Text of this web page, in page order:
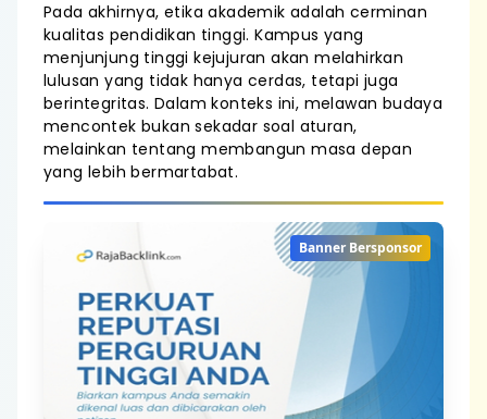
Pada akhirnya, etika akademik adalah cerminan
kualitas pendidikan tinggi. Kampus yang
menjunjung tinggi kejujuran akan melahirkan
lulusan yang tidak hanya cerdas, tetapi juga
berintegritas. Dalam konteks ini, melawan budaya
mencontek bukan sekadar soal aturan,
melainkan tentang membangun masa depan
yang lebih bermartabat.
Banner Bersponsor